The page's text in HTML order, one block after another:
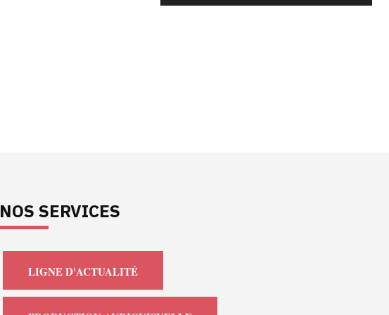
NOS SERVICES
LIGNE D'ACTUALITÉ